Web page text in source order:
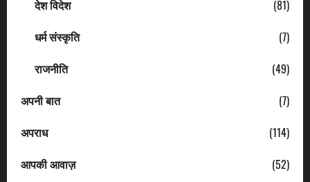
देश विदेश
(81)
धर्म संस्कृति
(7)
राजनीति
(49)
अपनी बात
(7)
अपराध
(114)
आपकी आवाज़
(52)